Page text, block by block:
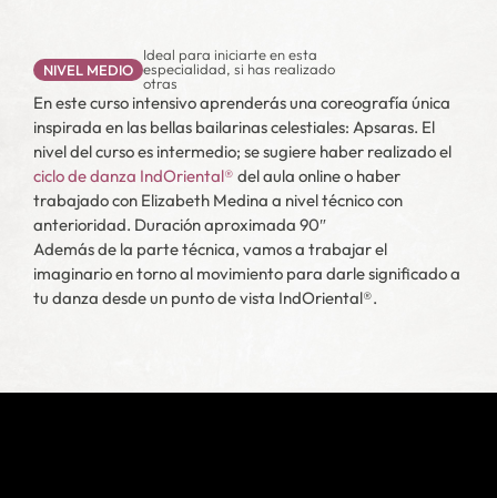
NIVEL MEDIO
Ideal para iniciarte en esta
especialidad, si has realizado
otras
En este curso intensivo aprenderás una coreografía única
inspirada en las bellas bailarinas celestiales: Apsaras. El
nivel del curso es intermedio; se sugiere haber realizado el
ciclo de danza IndOriental® del aula online o haber
trabajado con Elizabeth Medina a nivel técnico con
anterioridad. Duración aproximada 90″
Además de la parte técnica, vamos a trabajar el
imaginario en torno al movimiento para darle significado a
tu danza desde un punto de vista IndOriental®.